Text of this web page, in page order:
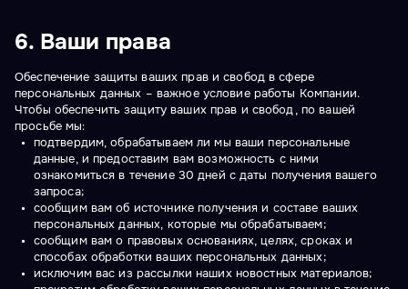
6. Ваши права
Обеспечение защиты ваших прав и свобод в сфере
персональных данных – важное условие работы Компании.
Чтобы обеспечить защиту ваших прав и свобод, по вашей
просьбе мы:
подтвердим, обрабатываем ли мы ваши персональные
данные, и предоставим вам возможность с ними
ознакомиться в течение 30 дней с даты получения вашего
запроса;
сообщим вам об источнике получения и составе ваших
персональных данных, которые мы обрабатываем;
сообщим вам о правовых основаниях, целях, сроках и
способах обработки ваших персональных данных;
исключим вас из рассылки наших новостных материалов;